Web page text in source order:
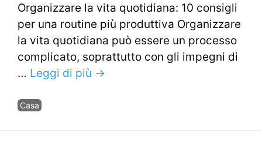
Organizzare la vita quotidiana: 10 consigli
per una routine più produttiva Organizzare
la vita quotidiana può essere un processo
complicato, soprattutto con gli impegni di
… Leggi di più →
Categorie
Casa